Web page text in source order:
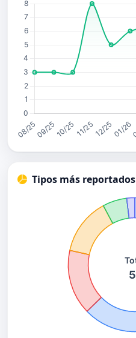
Tipos más reportados